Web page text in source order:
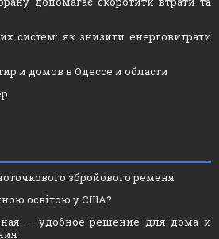
систем: як знизити енерговитрати
и домов в Одессе и области
збройового ременя
освітою у США?
— удобное решение для дома и